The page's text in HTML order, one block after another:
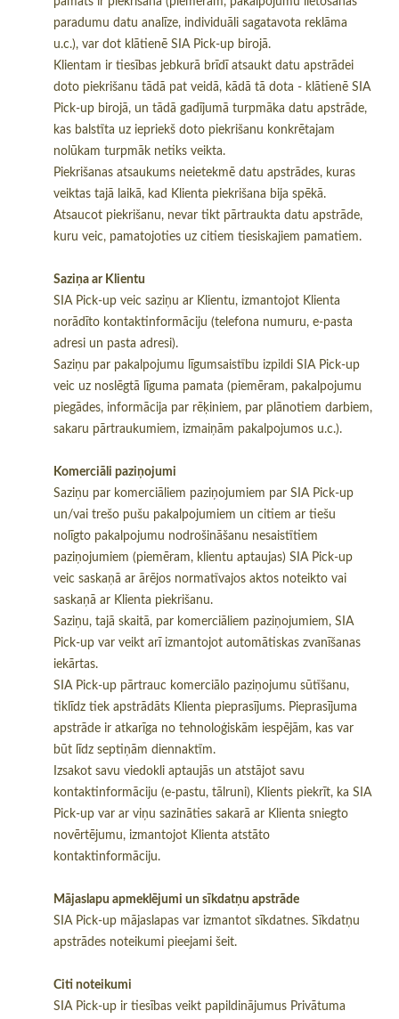
paradumu datu analīze, individuāli sagatavota reklāma
u.c.), var dot klātienē SIA Pick-up birojā.
Klientam ir tiesības jebkurā brīdī atsaukt datu apstrādei
doto piekrišanu tādā pat veidā, kādā tā dota - klātienē SIA
Pick-up birojā, un tādā gadījumā turpmāka datu apstrāde,
kas balstīta uz iepriekš doto piekrišanu konkrētajam
nolūkam turpmāk netiks veikta.
Piekrišanas atsaukums neietekmē datu apstrādes, kuras
veiktas tajā laikā, kad Klienta piekrišana bija spēkā.
Atsaucot piekrišanu, nevar tikt pārtraukta datu apstrāde,
kuru veic, pamatojoties uz citiem tiesiskajiem pamatiem.
Saziņa ar Klientu
SIA Pick-up veic saziņu ar Klientu, izmantojot Klienta
norādīto kontaktinformāciju (telefona numuru, e-pasta
adresi un pasta adresi).
Saziņu par pakalpojumu līgumsaistību izpildi SIA Pick-up
veic uz noslēgtā līguma pamata (piemēram, pakalpojumu
piegādes, informācija par rēķiniem, par plānotiem darbiem,
sakaru pārtraukumiem, izmaiņām pakalpojumos u.c.).
Komerciāli paziņojumi
Saziņu par komerciāliem paziņojumiem par SIA Pick-up
un/vai trešo pušu pakalpojumiem un citiem ar tiešu
nolīgto pakalpojumu nodrošināšanu nesaistītiem
paziņojumiem (piemēram, klientu aptaujas) SIA Pick-up
veic saskaņā ar ārējos normatīvajos aktos noteikto vai
saskaņā ar Klienta piekrišanu.
Saziņu, tajā skaitā, par komerciāliem paziņojumiem, SIA
Pick-up var veikt arī izmantojot automātiskas zvanīšanas
iekārtas.
SIA Pick-up pārtrauc komerciālo paziņojumu sūtīšanu,
tiklīdz tiek apstrādāts Klienta pieprasījums. Pieprasījuma
apstrāde ir atkarīga no tehnoloģiskām iespējām, kas var
būt līdz septiņām diennaktīm.
Izsakot savu viedokli aptaujās un atstājot savu
kontaktinformāciju (e-pastu, tālruni), Klients piekrīt, ka SIA
Pick-up var ar viņu sazināties sakarā ar Klienta sniegto
novērtējumu, izmantojot Klienta atstāto
kontaktinformāciju.
Mājaslapu apmeklējumi un sīkdatņu apstrāde
SIA Pick-up mājaslapas var izmantot sīkdatnes. Sīkdatņu
apstrādes noteikumi pieejami šeit.
Citi noteikumi
SIA Pick-up ir tiesības veikt papildinājumus Privātuma